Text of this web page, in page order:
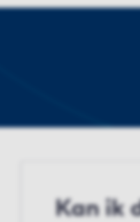
Kan ik